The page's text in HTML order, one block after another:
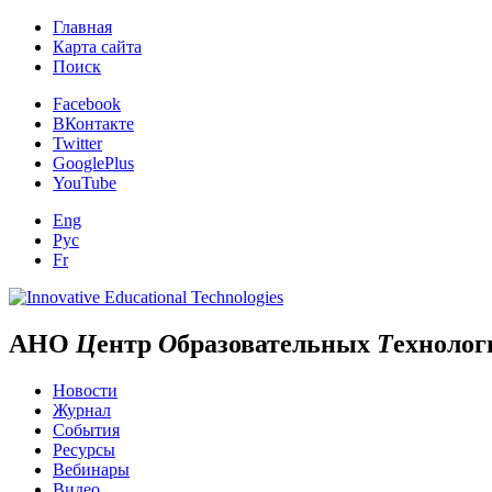
Главная
Карта сайта
Поиск
Facebook
ВКонтакте
Twitter
GooglePlus
YouTube
Eng
Рус
Fr
АНО Центр Образовательных Т
Новости
Журнал
События
Ресурсы
Вебинары